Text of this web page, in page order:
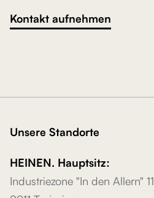
Kontakt aufnehmen
Unsere Standorte
HEINEN. Hauptsitz:
Industriezone "In den Allern" 11